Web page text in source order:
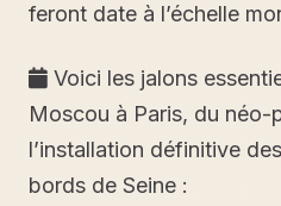
feront date à l’échelle
Voici les jalons
Moscou à Paris, du néo-
l’installation définitive
bords de Seine :